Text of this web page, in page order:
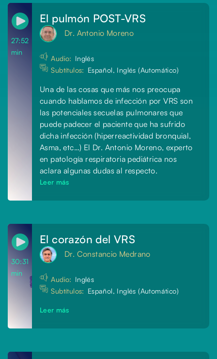
27:52
min
El pulmón POST-VRS
Dr. Antonio Moreno
Audio: Inglés
Subtítulos: Español, Inglés (Automático)
Una de las cosas que más nos preocupa
cuando hablamos de infección por VRS son
las potenciales secuelas pulmonares que
puede padecer el paciente que ha sufrido
dicha infección (hiperreactividad bronquial,
Asma, etc…) El Dr. Antonio Moreno, experto
en patología respiratoria pediátrica nos
aclara algunas dudas al respecto.
Leer más
30:31
min
El corazón del VRS
Dr. Constancio Medrano
Audio: Inglés
Subtítulos: Español, Inglés (Automático)
Leer más